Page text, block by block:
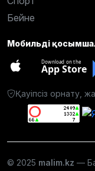
Бейне
Мобильді
Download on the
App Store
Қауіпсіз орнату,
© 2025 malim.kz —